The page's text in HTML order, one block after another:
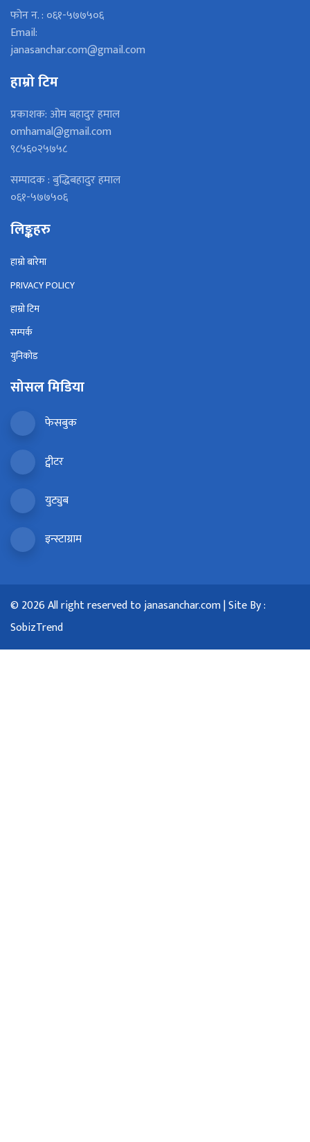
फोन न. : ०६१-५७७५०६
Email:
janasanchar.com@gmail.com
हाम्रो टिम
प्रकाशक: ओम बहादुर हमाल
omhamal@gmail.com
९८५६०२५७५८
सम्पादक : बुद्धिबहादुर हमाल
०६१-५७७५०६
लिङ्कहरु
हाम्रो बारेमा
PRIVACY POLICY
हाम्रो टिम
सम्पर्क
युनिकोड
सोसल मिडिया
फेसबुक
ट्वीटर
युट्युब
इन्स्टाग्राम
© 2026 All right reserved to janasanchar.com | Site By :
SobizTrend